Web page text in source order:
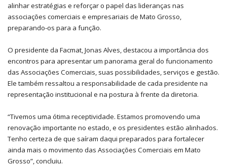
alinhar estratégias e reforçar o papel das lideranças nas
associações comerciais e empresariais de Mato Grosso,
preparando-os para a função.
O presidente da Facmat, Jonas Alves, destacou a importância dos
encontros para apresentar um panorama geral do funcionamento
das Associações Comerciais, suas possibilidades, serviços e gestão.
Ele também ressaltou a responsabilidade de cada presidente na
representação institucional e na postura à frente da diretoria.
“Tivemos uma ótima receptividade. Estamos promovendo uma
renovação importante no estado, e os presidentes estão alinhados.
Tenho certeza de que saíram daqui preparados para fortalecer
ainda mais o movimento das Associações Comerciais em Mato
Grosso”, concluiu.